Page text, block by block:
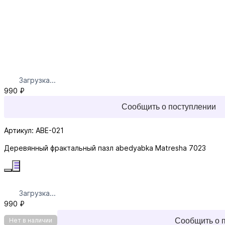
Загрузка...
990 ₽
Сообщить о поступлении
Артикул: ABE-021
Деревянный фрактальный пазл abedyabka Matresha 7023
Загрузка...
990 ₽
Нет в наличии Сообщить о